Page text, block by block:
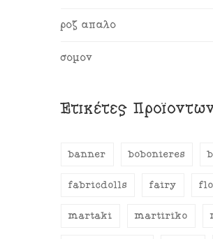
ροζ απαλό
σομόν
Ετικέτες
banner bobonieres
fabricdolls fairy
martaki martiriko